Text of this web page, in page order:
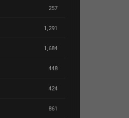
257
1,291
1,684
448
424
861